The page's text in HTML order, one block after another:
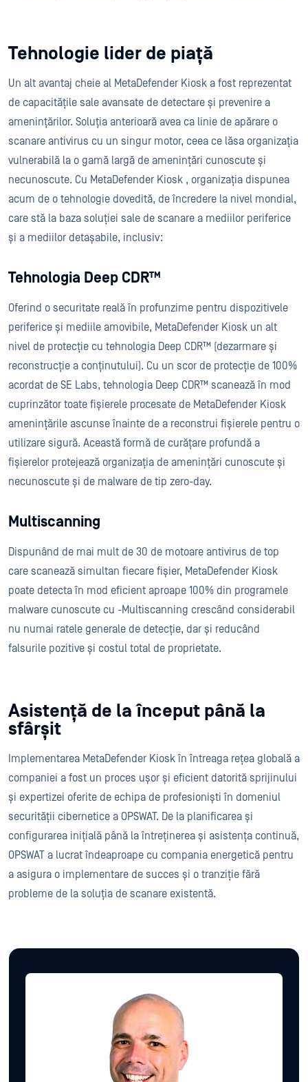
Tehnologie lider de piață
Un alt avantaj cheie al MetaDefender Kiosk a fost reprezentat
de capacitățile sale avansate de detectare și prevenire a
amenințărilor. Soluția anterioară avea ca linie de apărare o
scanare antivirus cu un singur motor, ceea ce lăsa organizația
vulnerabilă la o gamă largă de amenințări cunoscute și
necunoscute. Cu MetaDefender Kiosk , organizația dispunea
acum de o tehnologie dovedită, de încredere la nivel mondial,
care stă la baza soluției sale de scanare a mediilor periferice
și a mediilor detașabile, inclusiv:
Tehnologia Deep CDR™
Oferind o securitate reală în profunzime pentru dispozitivele
periferice și mediile amovibile, MetaDefender Kiosk un alt
nivel de protecție cu tehnologia Deep CDR™ (dezarmare și
reconstrucție a conținutului). Cu un scor de protecție de 100%
acordat de SE Labs, tehnologia Deep CDR™ scanează în mod
cuprinzător toate fișierele procesate de MetaDefender Kiosk
amenințările ascunse înainte de a reconstrui fișierele pentru o
utilizare sigură. Această formă de curățare profundă a
fișierelor protejează organizația de amenințări cunoscute și
necunoscute și de malware de tip zero-day.
Multiscanning
Dispunând de mai mult de 30 de motoare antivirus de top
care scanează simultan fiecare fișier, MetaDefender Kiosk
poate detecta în mod eficient aproape 100% din programele
malware cunoscute cu -Multiscanning crescând considerabil
nu numai ratele generale de detecție, dar și reducând
falsurile pozitive și costul total de proprietate.
Asistență de la început până la
sfârșit
Implementarea MetaDefender Kiosk în întreaga rețea globală a
companiei a fost un proces ușor și eficient datorită sprijinului
și expertizei oferite de echipa de profesioniști în domeniul
securității cibernetice a OPSWAT. De la planificarea și
configurarea inițială până la întreținerea și asistența continuă,
OPSWAT a lucrat îndeaproape cu compania energetică pentru
a asigura o implementare de succes și o tranziție fără
probleme de la soluția de scanare existentă.